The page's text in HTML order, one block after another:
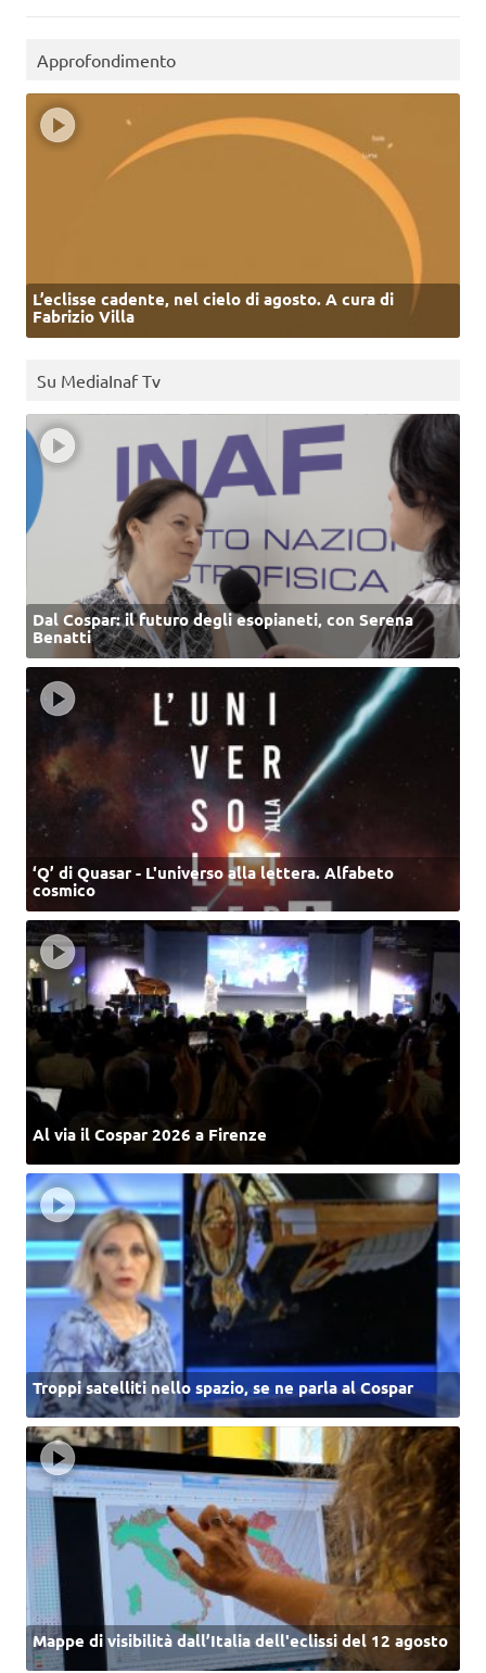
Approfondimento
L’eclisse cadente, nel cielo di agosto. A cura di
Fabrizio Villa
Su MediaInaf Tv
Dal Cospar: il futuro degli esopianeti, con Serena
Benatti
‘Q’ di Quasar - L'universo alla lettera. Alfabeto
cosmico
Al via il Cospar 2026 a Firenze
Troppi satelliti nello spazio, se ne parla al Cospar
Mappe di visibilità dall’Italia dell'eclissi del 12 agosto